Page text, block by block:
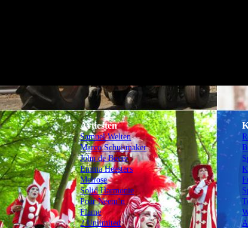
Artiesten
Samuel Welten
Marco Schuitmaker
John de Bever
Emma Heesters
Melrose
Solid Harmonie
Poar Neem’n
Flame
2 Unlimited